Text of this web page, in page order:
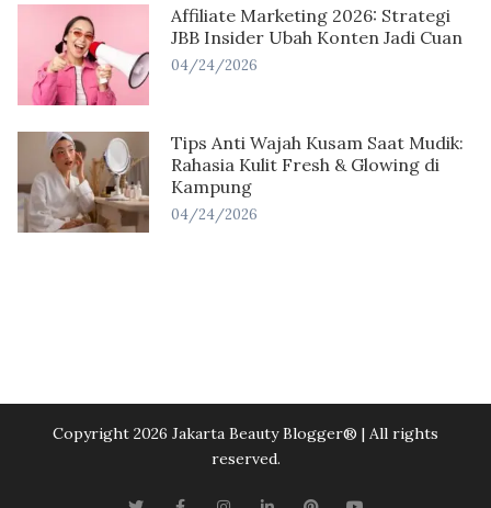
Affiliate Marketing 2026: Strategi
JBB Insider Ubah Konten Jadi Cuan
04/24/2026
Tips Anti Wajah Kusam Saat Mudik:
Rahasia Kulit Fresh & Glowing di
Kampung
04/24/2026
Copyright 2026 Jakarta Beauty Blogger®️ | All rights
reserved.